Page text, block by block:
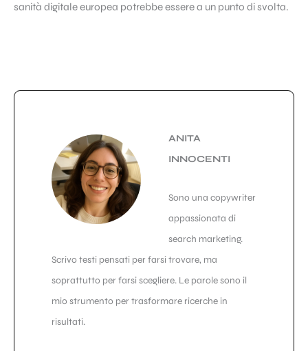
sanità digitale europea potrebbe essere a un punto di svolta.
ANITA
INNOCENTI
Sono una copywriter
appassionata di
search marketing.
Scrivo testi pensati per farsi trovare, ma
soprattutto per farsi scegliere. Le parole sono il
mio strumento per trasformare ricerche in
risultati.